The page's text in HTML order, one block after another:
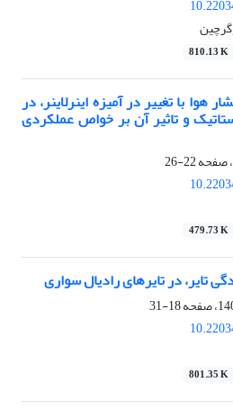
810.13 K
با تغییر در آمیزه اینرلاینر، در
و تاثیر آن بر خواص عملکردی
22-26
479.73 K
تایر، در تایرهای رادیال سواری
18-31
801.35 K